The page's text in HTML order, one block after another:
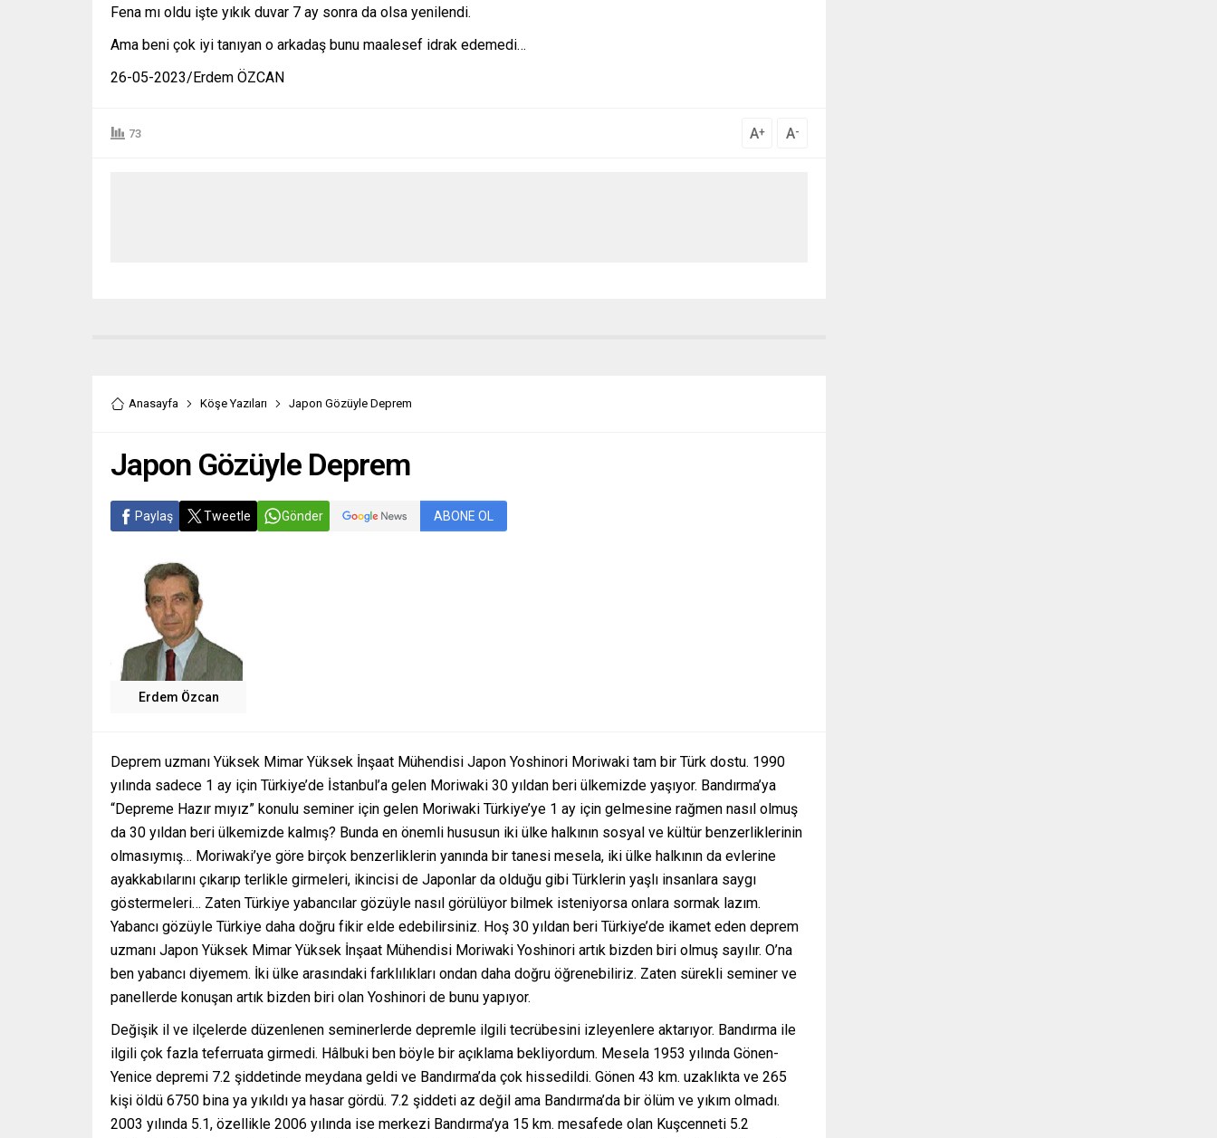
Fena mı oldu işte yıkık duvar 7 ay sonra da olsa yenilendi.
Ama beni çok iyi tanıyan o arkadaş bunu maalesef idrak edemedi…
26-05-2023/Erdem ÖZCAN
73 A+ A-
Anasayfa Köşe Yazıları Japon Gözüyle Deprem
Japon Gözüyle Deprem
Paylaş Tweetle Gönder ABONE OL
Erdem Özcan
Deprem uzmanı Yüksek Mimar Yüksek İnşaat Mühendisi Japon Yoshinori Moriwaki tam bir Türk dostu. 1990
yılında sadece 1 ay için Türkiye’de İstanbul’a gelen Moriwaki 30 yıldan beri ülkemizde yaşıyor. Bandırma’ya
“Depreme Hazır mıyız” konulu seminer için gelen Moriwaki Türkiye’ye 1 ay için gelmesine rağmen nasıl olmuş
da 30 yıldan beri ülkemizde kalmış? Bunda en önemli hususun iki ülke halkının sosyal ve kültür benzerliklerinin
olmasıymış… Moriwaki’ye göre birçok benzerliklerin yanında bir tanesi mesela, iki ülke halkının da evlerine
ayakkabılarını çıkarıp terlikle girmeleri, ikincisi de Japonlar da olduğu gibi Türklerin yaşlı insanlara saygı
göstermeleri… Zaten Türkiye yabancılar gözüyle nasıl görülüyor bilmek isteniyorsa onlara sormak lazım.
Yabancı gözüyle Türkiye daha doğru fikir elde edebilirsiniz. Hoş 30 yıldan beri Türkiye’de ikamet eden deprem
uzmanı Japon Yüksek Mimar Yüksek İnşaat Mühendisi Moriwaki Yoshinori artık bizden biri olmuş sayılır. O’na
ben yabancı diyemem. İki ülke arasındaki farklılıkları ondan daha doğru öğrenebiliriz. Zaten sürekli seminer ve
panellerde konuşan artık bizden biri olan Yoshinori de bunu yapıyor.
Değişik il ve ilçelerde düzenlenen seminerlerde depremle ilgili tecrübesini izleyenlere aktarıyor. Bandırma ile
ilgili çok fazla teferruata girmedi. Hâlbuki ben böyle bir açıklama bekliyordum. Mesela 1953 yılında Gönen-
Yenice depremi 7.2 şiddetinde meydana geldi ve Bandırma’da çok hissedildi. Gönen 43 km. uzaklıkta ve 265
kişi öldü 6750 bina ya yıkıldı ya hasar gördü. 7.2 şiddeti az değil ama Bandırma’da bir ölüm ve yıkım olmadı.
2003 yılında 5.1, özellikle 2006 yılında ise merkezi Bandırma’ya 15 km. mesafede olan Kuşcenneti 5.2